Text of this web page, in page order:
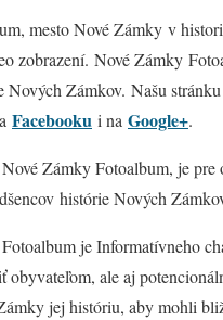
mesto Nové Zámky v
zobrazení. Nové Zámky
Nových Zámkov. Našu
Facebooku i na Google+.
Zámky Fotoalbum, je pre
histórie Nových
je Informatívneho
obyvateľom, ale aj
jej históriu, aby mohli